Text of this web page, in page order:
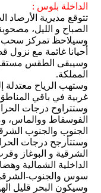
الداخلة بلوس :
تتوقع مديرية
الصباح و الليل،
وسيلاحظ تمركز سحب
أحيانا غائمة مع
وسيبقى الطقس
المملكة.
وستهب الرياح معتدلة
غربية في باقي
الجنوب والجنوب
سوس والجنوب-الشرقي للبلاد وشمال الأقاليم
وسيكون البحر قليل